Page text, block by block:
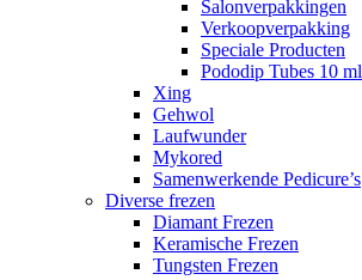
Salonverpakkingen
Verkoopverpakking
Speciale Producten
Pododip Tubes 10 ml
Xing
Gehwol
Laufwunder
Mykored
Samenwerkende Pedicure’s
Diverse frezen
Diamant Frezen
Keramische Frezen
Tungsten Frezen